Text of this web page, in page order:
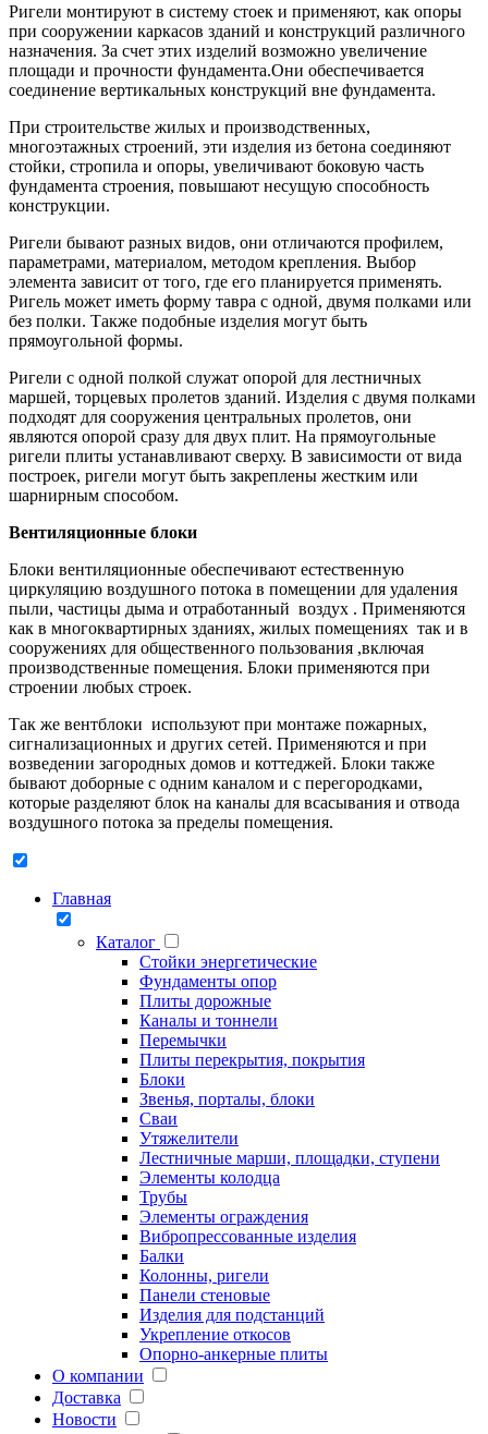
Ригели монтируют в систему стоек и применяют, как опоры
при сооружении каркасов зданий и конструкций различного
назначения. За счет этих изделий возможно увеличение
площади и прочности фундамента.Они обеспечивается
соединение вертикальных конструкций вне фундамента.
При строительстве жилых и производственных,
многоэтажных строений, эти изделия из бетона соединяют
стойки, стропила и опоры, увеличивают боковую часть
фундамента строения, повышают несущую способность
конструкции.
Ригели бывают разных видов, они отличаются профилем,
параметрами, материалом, методом крепления. Выбор
элемента зависит от того, где его планируется применять.
Ригель может иметь форму тавра с одной, двумя полками или
без полки. Также подобные изделия могут быть
прямоугольной формы.
Ригели с одной полкой служат опорой для лестничных
маршей, торцевых пролетов зданий. Изделия с двумя полками
подходят для сооружения центральных пролетов, они
являются опорой сразу для двух плит. На прямоугольные
ригели плиты устанавливают сверху. В зависимости от вида
построек, ригели могут быть закреплены жестким или
шарнирным способом.
Вентиляционные блоки
Блоки вентиляционные обеспечивают естественную
циркуляцию воздушного потока в помещении для удаления
пыли, частицы дыма и отработанный воздух . Применяются
как в многоквартирных зданиях, жилых помещениях так и в
сооружениях для общественного пользования ,включая
производственные помещения. Блоки применяются при
строении любых строек.
Так же вентблоки используют при монтаже пожарных,
сигнализационных и других сетей. Применяются и при
возведении загородных домов и коттеджей. Блоки также
бывают доборные с одним каналом и с перегородками,
которые разделяют блок на каналы для всасывания и отвода
воздушного потока за пределы помещения.
Главная
Каталог
Стойки энергетические
Фундаменты опор
Плиты дорожные
Каналы и тоннели
Перемычки
Плиты перекрытия, покрытия
Блоки
Звенья, порталы, блоки
Сваи
Утяжелители
Лестничные марши, площадки, ступени
Элементы колодца
Трубы
Элементы ограждения
Вибропрессованные изделия
Балки
Колонны, ригели
Панели стеновые
Изделия для подстанций
Укрепление откосов
Опорно-анкерные плиты
О компании
Доставка
Новости